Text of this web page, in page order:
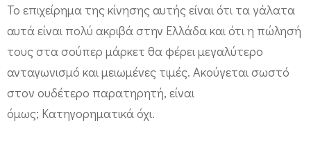
έ
ο
ν
κ
α
ι
Το επιχείρημα της κίνησης αυτής είναι ότι τα γάλατα
αυτά είναι πολύ ακριβά στην Ελλάδα και ότι η πώλησή
τους στα σούπερ μάρκετ θα φέρει μεγαλύτερο
ανταγωνισμό και μειωμένες τιμές. Ακούγεται σωστό
στον ουδέτερο παρατηρητή, είναι
όμως; Κατηγορηματικά όχι.